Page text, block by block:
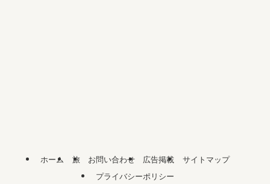
ホーム 旅 お問い合わせ 広告掲載
サイトマップ
プライバシーポリシー